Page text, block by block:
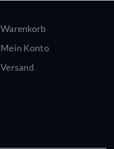
Warenkorb
Mein Konto
Versand